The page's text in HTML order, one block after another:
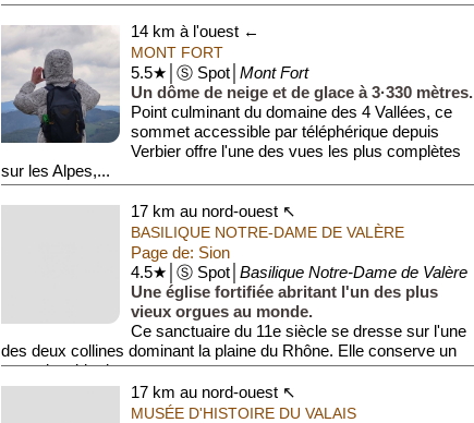
14 km à l'ouest ←
MONT FORT
5.5★│Ⓢ Spot│ Mont Fort
Un dôme de neige et de glace à 3·330 mètres.
Point culminant du domaine des 4 Vallées, ce
sommet accessible par téléphérique depuis
Verbier offre l'une des vues les plus complètes
sur les Alpes,...
17 km au nord-ouest ↖
BASILIQUE NOTRE-DAME DE VALÈRE
Page de: Sion
4.5★│Ⓢ Spot│ Basilique Notre-Dame de Valère
Une église fortifiée abritant l'un des plus
vieux orgues au monde.
Ce sanctuaire du 11e siècle se dresse sur l'une
des deux collines dominant la plaine du Rhône. Elle conserve un
orgue jouable dat...
17 km au nord-ouest ↖
MUSÉE D'HISTOIRE DU VALAIS